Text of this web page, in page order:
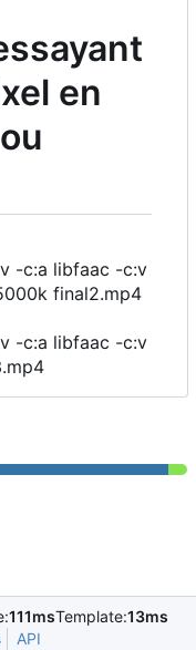
en
-c:a libfaac -c:v
final2.mp4
-c:a libfaac -c:v
111msTemplate:13ms
API